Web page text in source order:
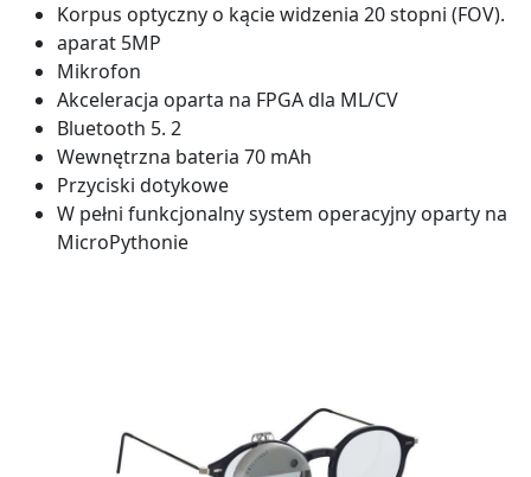
Korpus optyczny o kącie widzenia 20 stopni (FOV).
aparat 5MP
Mikrofon
Akceleracja oparta na FPGA dla ML/CV
Bluetooth 5. 2
Wewnętrzna bateria 70 mAh
Przyciski dotykowe
W pełni funkcjonalny system operacyjny oparty na
MicroPythonie